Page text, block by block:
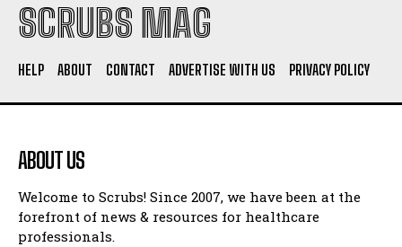
SCRUBS MAG
HELP ABOUT CONTACT ADVERTISE WITH US PRIVACY POLICY
ABOUT US
Welcome to Scrubs! Since 2007, we have been at the
forefront of news & resources for healthcare
professionals.